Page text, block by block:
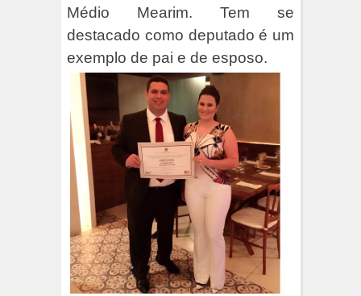
Médio Mearim. Tem se
destacado como deputado é um
exemplo de pai e de esposo.